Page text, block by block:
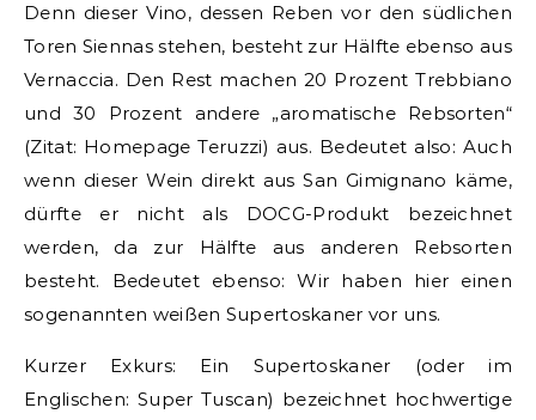
Denn dieser Vino, dessen Reben vor den südlichen
Toren Siennas stehen, besteht zur Hälfte ebenso aus
Vernaccia. Den Rest machen 20 Prozent Trebbiano
und 30 Prozent andere „aromatische Rebsorten“
(Zitat: Homepage Teruzzi) aus. Bedeutet also: Auch
wenn dieser Wein direkt aus San Gimignano käme,
dürfte er nicht als DOCG-Produkt bezeichnet
werden, da zur Hälfte aus anderen Rebsorten
besteht. Bedeutet ebenso: Wir haben hier einen
sogenannten weißen Supertoskaner vor uns.
Kurzer Exkurs: Ein Supertoskaner (oder im
Englischen: Super Tuscan) bezeichnet hochwertige